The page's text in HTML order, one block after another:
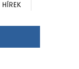
HÍREK